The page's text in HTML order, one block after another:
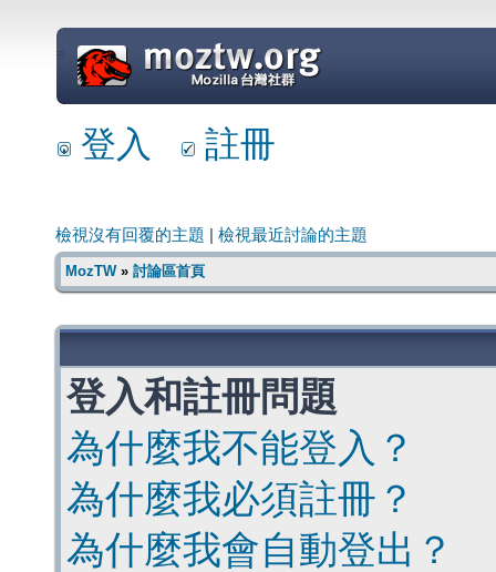
=
登入 註冊
檢視沒有回覆的主題 檢視最近討論的主題
MozTW» 討論區首頁
登入和註冊問題
為什麼我不能登入？
為什麼我必須註冊？
為什麼我會自動登出？